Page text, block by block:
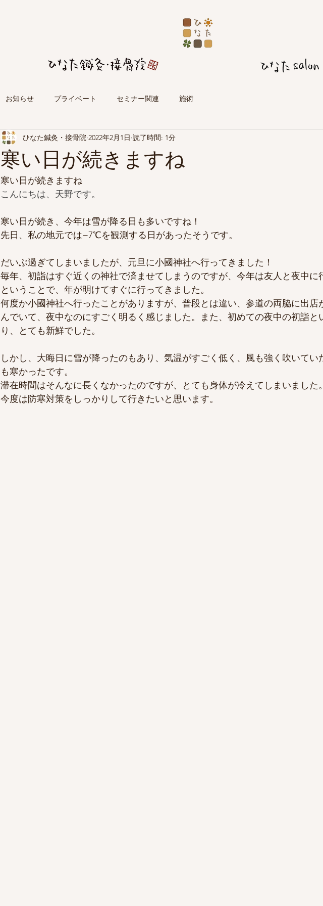
お知らせ プライベート セミナー関連 施術
寒い日が続きますね
ひなた鍼灸・接骨院 2022年2月1日 読了時間: 1分
寒い日が続きますね
こんにちは、天野です。
寒い日が続き、今年は雪が降る日も多いですね！
先日、私の地元では−7℃を観測する日があったそうです。
だいぶ過ぎてしまいましたが、元旦に小國神社へ行ってきました！
毎年、初詣はすぐ近くの神社で済ませてしまうのですが、今年は友人と夜中に
ということで、年が明けてすぐに行ってきました。
何度か小國神社へ行ったことがありますが、普段とは違い、参道の両脇に出店
んでいて、夜中なのにすごく明るく感じました。また、初めての夜中の初詣と
り、とても新鮮でした。
しかし、大晦日に雪が降ったのもあり、気温がすごく低く、風も強く吹いてい
も寒かったです。
滞在時間はそんなに長くなかったのですが、とても身体が冷えてしまいました。
今度は防寒対策をしっかりして行きたいと思います。